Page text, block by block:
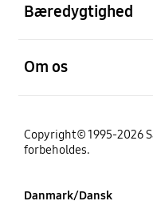
Bæredygtighed
Om os
Copyright© 1995-2026
forbeholdes.
Danmark/Dansk